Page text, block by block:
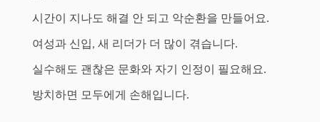
시간이 지나도 해결 안 되고 악순환을 만들어요.
여성과 신입, 새 리더가 더 많이 겪습니다.
실수해도 괜찮은 문화와 자기 인정이 필요해요.
방치하면 모두에게 손해입니다.